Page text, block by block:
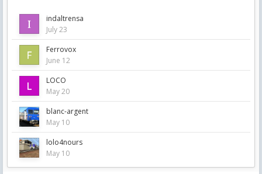
indaltrensa
July 23
Ferrovox
June 12
LOCO
May 20
blanc-argent
May 10
lolo4nours
May 10